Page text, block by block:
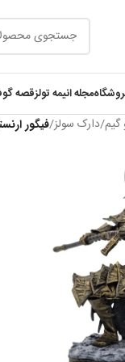
مجله انیمه تولزقصه گو
گیم/دارک سولز/فیگور